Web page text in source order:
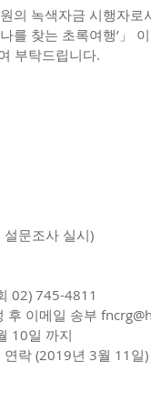
의 녹색자금 시행자로
를 찾는 초록여행’」
부탁드립니다.
문조사 실시)
02) 745-4811
후 이메일 송부
10일 까지
연락 (2019년 3월 11일)